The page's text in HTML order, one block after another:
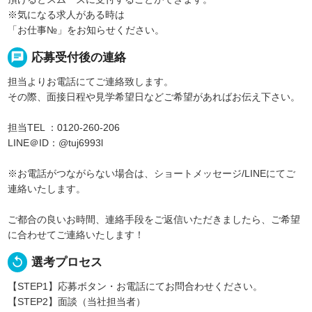
※気になる求人がある時は
「お仕事№」をお知らせください。
chat 応募受付後の連絡
担当よりお電話にてご連絡致します。
その際、面接日程や見学希望日などご希望があればお伝え下さい。
担当TEL ：0120-260-206
LINE＠ID：@tuj6993l
※お電話がつながらない場合は、ショートメッセージ/LINEにてご
連絡いたします。
ご都合の良いお時間、連絡手段をご返信いただきましたら、ご希望
に合わせてご連絡いたします！
replay 選考プロセス
【STEP1】応募ボタン・お電話にてお問合わせください。
【STEP2】面談（当社担当者）